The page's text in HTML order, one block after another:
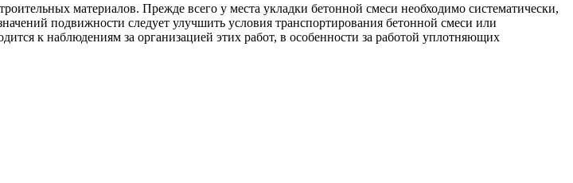
материалов. Прежде всего у места укладки бетонной смеси необходимо систематически,
подвижности следует улучшить условия транспортирования бетонной смеси или
к наблюдениям за организацией этих работ, в особенности за работой уплотняющих